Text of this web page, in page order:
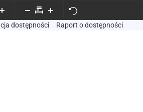
dostępności Raport o dostępności